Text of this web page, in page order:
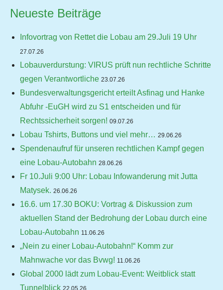
Neueste Beiträge
Infovortrag von Rettet die Lobau am 29.Juli 19 Uhr
27.07.26
Lobauverdurstung: VIRUS prüft nun rechtliche Schritte
gegen Verantwortliche 23.07.26
Bundesverwaltungsgericht erteilt Asfinag und Hanke
Abfuhr -EuGH wird zu S1 entscheiden und für
Rechtssicherheit sorgen! 09.07.26
Lobau Tshirts, Buttons und viel mehr… 29.06.26
Spendenaufruf für unseren rechtlichen Kampf gegen
eine Lobau-Autobahn 28.06.26
Fr 10.Juli 9:00 Uhr: Lobau Infowanderung mit Jutta
Matysek. 26.06.26
16.6. um 17.30 BOKU: Vortrag & Diskussion zum
aktuellen Stand der Bedrohung der Lobau durch eine
Lobau-Autobahn 11.06.26
„Nein zu einer Lobau-Autobahn!“ Komm zur
Mahnwache vor das Bvwg! 11.06.26
Global 2000 lädt zum Lobau-Event: Weitblick statt
Tunnelblick 22.05.26